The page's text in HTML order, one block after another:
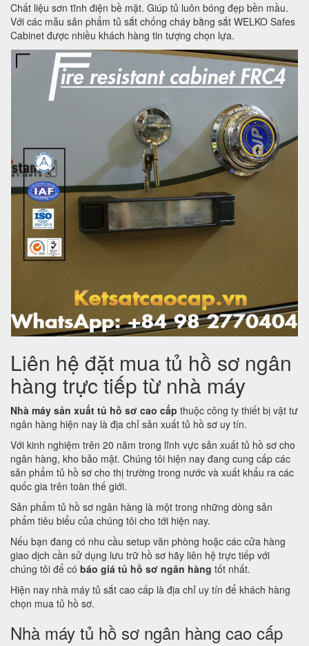
Chất liệu sơn tĩnh điện bề mặt. Giúp tủ luôn bóng đẹp bền mầu.
Với các mẫu sản phẩm tủ sắt chống cháy bằng sắt WELKO Safes
Cabinet được nhiều khách hàng tin tượng chọn lựa.
Liên hệ đặt mua tủ hồ sơ ngân
hàng trực tiếp từ nhà máy
Nhà máy sản xuất tủ hồ sơ cao cấp thuộc công ty thiết bị vật tư
ngân hàng hiện nay là địa chỉ sản xuất tủ hồ sơ uy tín.
Với kinh nghiệm trên 20 năm trong lĩnh vực sản xuất tủ hồ sơ cho
ngân hàng, kho bảo mật. Chúng tôi hiện nay đang cung cấp các
sản phẩm tủ hồ sơ cho thị trường trong nước và xuất khẩu ra các
quốc gia trên toàn thế giới.
Sản phẩm tủ hồ sơ ngân hàng là một trong những dòng sản
phẩm tiêu biểu của chúng tôi cho tới hiện nay.
Nếu bạn đang có nhu cầu setup văn phòng hoặc các cửa hàng
giao dịch cần sử dụng lưu trữ hồ sơ hãy liên hệ trực tiếp với
chúng tôi để có báo giá tủ hồ sơ ngân hàng tốt nhất.
Hiện nay nhà máy tủ sắt cao cấp là địa chỉ uy tín để khách hàng
chọn mua tủ hồ sơ.
Nhà máy tủ hồ sơ ngân hàng cao cấp